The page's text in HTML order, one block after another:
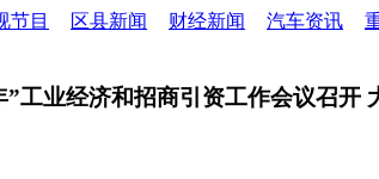
节目 区县新闻 财经新闻 汽车资讯
”工业经济和招商引资工作会议召